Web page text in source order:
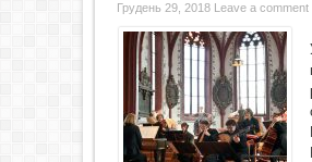
Грудень 29, 2018 Leave a comment